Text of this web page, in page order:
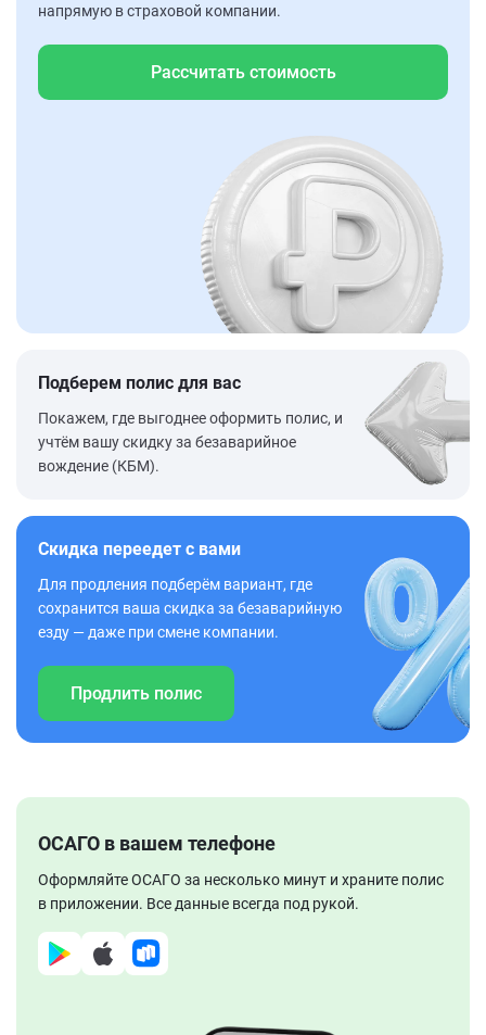
напрямую в страховой компании.
Рассчитать стоимость
Подберем полис для вас
Покажем, где выгоднее оформить полис, и
учтём вашу скидку за безаварийное
вождение (КБМ).
Скидка переедет с вами
Для продления подберём вариант, где
сохранится ваша скидка за безаварийную
езду — даже при смене компании.
Продлить полис
ОСАГО в вашем телефоне
Оформляйте ОСАГО за несколько минут и храните полис
в приложении. Все данные всегда под рукой.